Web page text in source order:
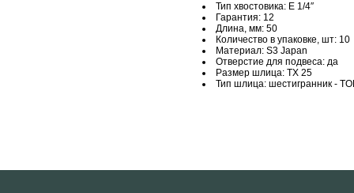
Тип хвостовика: E 1/4″
Гарантия: 12
Длина, мм: 50
Количество в упаковке, шт: 10
Материал: S3 Japan
Отверстие для подвеса: да
Размер шлица: TX 25
Тип шлица: шестигранник -